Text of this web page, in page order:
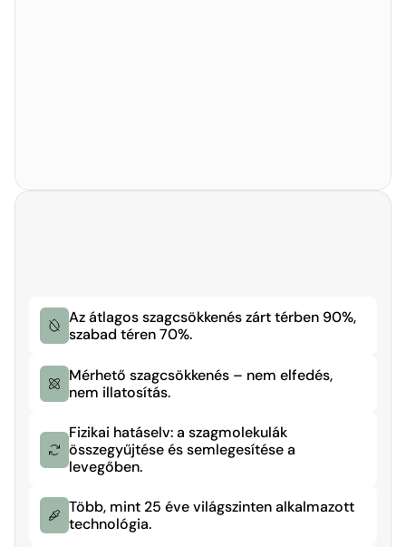
Az átlagos szagcsökkenés zárt térben 90%,
szabad téren 70%.
Mérhető szagcsökkenés – nem elfedés,
nem illatosítás.
Fizikai hatáselv: a szagmolekulák
összegyűjtése és semlegesítése a
Több, mint 25 éve világszinten alkalmazott
technológia.